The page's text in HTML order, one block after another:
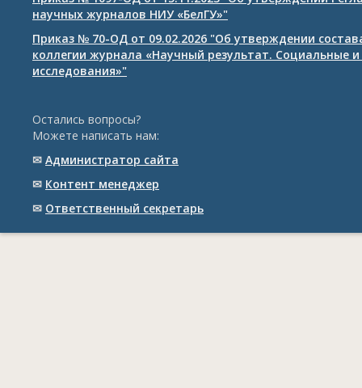
научных журналов НИУ «БелГУ»"
Приказ № 70-ОД от 09.02.2026 "Об утверждении
коллегии журнала «Научный результат. Социальные
исследования»"
Остались вопросы?
Можете написать нам:
✉ Администратор сайта
✉ Контент менеджер
✉ Ответственный cекретарь